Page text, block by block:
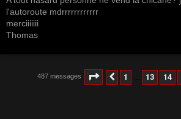
l'autoroute mdrrrrrrrrrrrr
merciiiiiii
Thomas
487 messages Page 17 sur17
Précédent
1 13 14